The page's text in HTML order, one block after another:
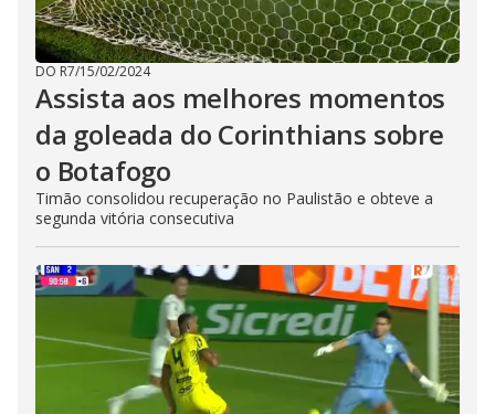
DO R7/15/02/2024
Assista aos melhores momentos
da goleada do Corinthians sobre
o Botafogo
Timão consolidou recuperação no Paulistão e obteve a
segunda vitória consecutiva